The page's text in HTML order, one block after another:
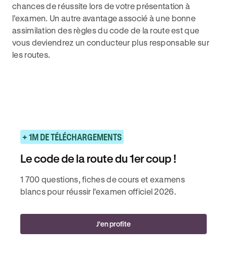
chances de réussite lors de votre présentation à
l’examen. Un autre avantage associé à une bonne
assimilation des règles du code de la route est que
vous deviendrez un conducteur plus responsable sur
les routes.
+ 1M DE TÉLÉCHARGEMENTS
Le code de la route du 1er coup !
1 700 questions, fiches de cours et examens
blancs pour réussir l'examen officiel 2026.
J'en profite